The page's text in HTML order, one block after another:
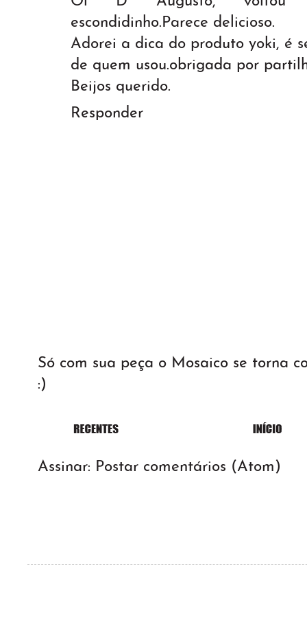
escondidinho.Parece delicioso.
Adorei a dica do produto yoki, é
de quem usou.obrigada por
Beijos querido.
Responder
Só com sua peça o Mosaico se torna
:)
Assinar: Postar comentários (Atom)